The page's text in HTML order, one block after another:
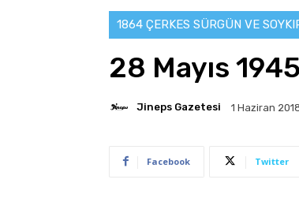
1864 ÇERKES SÜRGÜN VE
28 Mayıs
Jineps Gazetesi 1 Haziran
Facebook Twitter